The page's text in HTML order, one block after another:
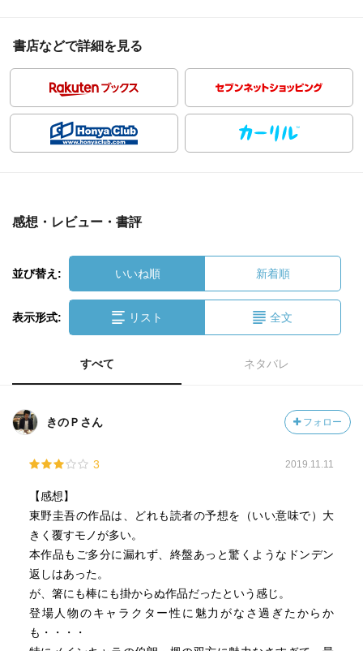
書店などで詳細を見る
感想・レビュー・書評
並び替え: いいね順 新着順
表示形式: リスト 全文
すべて ネタバレ
きのＰさん フォロー
3 2019.11.11
【感想】
東野圭吾の作品は、どれも読者の予想を（いい意味で）大
きく覆すモノが多い。
本作品もご多分に漏れず、終盤あっと驚くようなドンデン
返しはあった。
が、箸にも棒にも掛からぬ作品だったという感じ。
登場人物のキャラクター性に魅力がなさ過ぎたからか
も・・・・